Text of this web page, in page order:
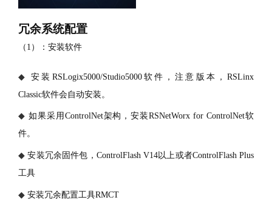
冗余系统配置
（1）：安装软件
◆ 安装 RSLogix5000/Studio5000软件，注意版本，RSLinx
Classic软件会自动安装。
◆ 如果采用 ControlNet架构，安装RSNetWorx for ControlNet软
件。
◆ 安装冗余固件包， ControlFlash V14以上或者ControlFlash Plus
工具
◆ 安装冗余配置工具RMCT